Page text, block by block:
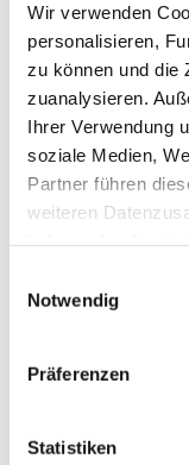
Wir verwenden
personalisieren,
zu können und die
zuanalysieren.
Ihrer Verwendung
soziale Medien,
Partner führen
weiteren
Impressum
Notwendig
Präferenzen
Statistiken
Buchbar:
Preis:
Lage & Kontakt
13407 Berlin